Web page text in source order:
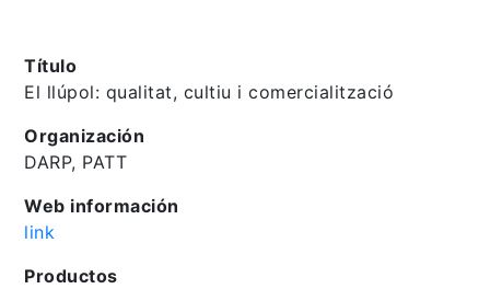
Título
El llúpol: qualitat, cultiu i comercialització
Organización
DARP, PATT
Web información
link
Productos